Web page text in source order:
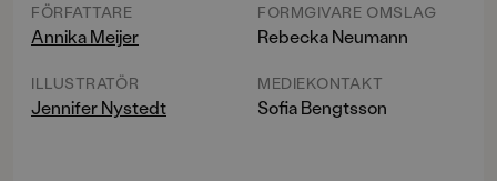
FÖRFATTARE
Annika Meijer
ILLUSTRATÖR
Jennifer Nystedt
FORMGIVARE OMSLAG
Rebecka Neumann
MEDIEKONTAKT
Sofia Bengtsson